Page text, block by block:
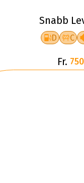
Snabb
D C
Fr.